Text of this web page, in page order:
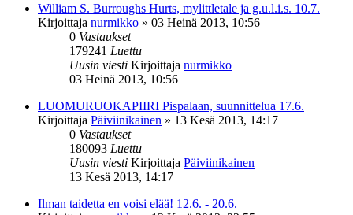
William S. Burroughs Hurts, mylittletale ja g.u.l.i.s. 10.7.
Kirjoittaja nurmikko » 03 Heinä 2013, 10:56
0 Vastaukset
179241 Luettu
Uusin viesti Kirjoittaja nurmikko
03 Heinä 2013, 10:56
LUOMURUOKAPIIRI Pispalaan, suunnittelua 17.6.
Kirjoittaja Päiviinikainen » 13 Kesä 2013, 14:17
0 Vastaukset
180093 Luettu
Uusin viesti Kirjoittaja Päiviinikainen
13 Kesä 2013, 14:17
Ilman taidetta en voisi elää! 12.6. - 20.6.